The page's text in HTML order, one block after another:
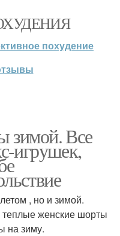
похудение
зимой. Все
игрушек,
, но и зимой.
теплые женские шорты
на зиму.